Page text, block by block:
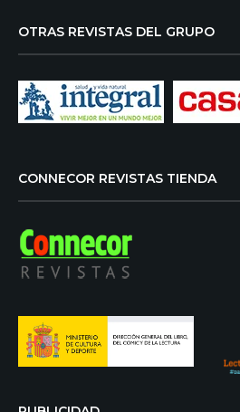
OTRAS REVISTAS DEL GRUPO
CONNECOR REVISTAS TIENDA